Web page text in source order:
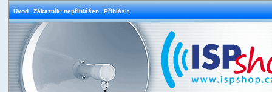
Úvod Zákazník: nepřihlášen Přihlásit